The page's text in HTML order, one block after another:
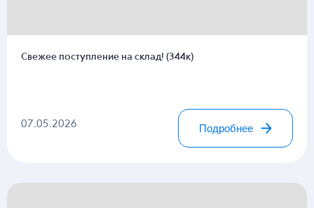
Свежее поступление на склад! (344к)
07.05.2026 Подробнее